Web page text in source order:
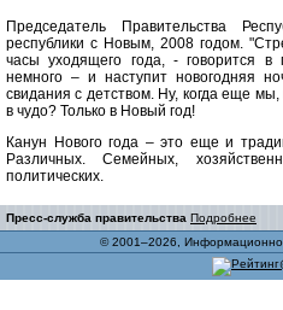
Председатель Правительства
республики с Новым, 2008 годом.
часы уходящего года, - говорится
немного – и наступит новогодняя
свидания с детством. Ну, когда еще
в чудо? Только в Новый год!
Канун Нового года – это еще и
Различных. Семейных,
политических.
Пресс-служба правительства Подробнее
© 2001–2026,